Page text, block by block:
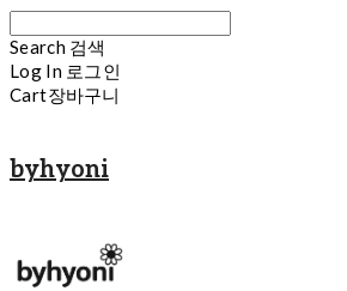
Search 검색
Log In 로그인
Cart장바구니
byhyoni